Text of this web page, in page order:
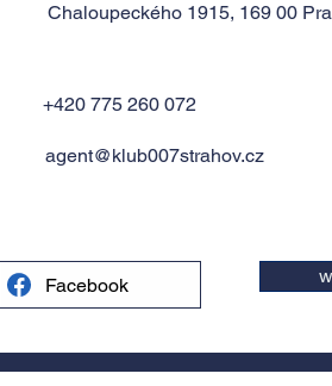
Chaloupeckého 1915, 169 00
+420 775 260 072
agent@klub007strahov.cz
Facebook